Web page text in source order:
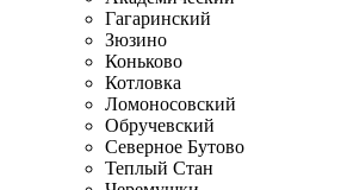
Гагаринский
Зюзино
Коньково
Котловка
Ломоносовский
Обручевский
Северное Бутово
Теплый Стан